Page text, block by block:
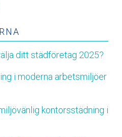
ditt städföretag 2025?
i moderna arbetsmiljöer
kontorsstädning i